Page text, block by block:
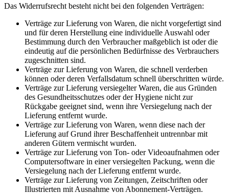
Das Widerrufsrecht besteht nicht bei den folgenden Verträgen:
Verträge zur Lieferung von Waren, die nicht vorgefertigt sind
und für deren Herstellung eine individuelle Auswahl oder
Bestimmung durch den Verbraucher maßgeblich ist oder die
eindeutig auf die persönlichen Bedürfnisse des Verbrauchers
zugeschnitten sind.
Verträge zur Lieferung von Waren, die schnell verderben
können oder deren Verfallsdatum schnell überschritten würde.
Verträge zur Lieferung versiegelter Waren, die aus Gründen
des Gesundheitsschutzes oder der Hygiene nicht zur
Rückgabe geeignet sind, wenn ihre Versiegelung nach der
Lieferung entfernt wurde.
Verträge zur Lieferung von Waren, wenn diese nach der
Lieferung auf Grund ihrer Beschaffenheit untrennbar mit
anderen Gütern vermischt wurden.
Verträge zur Lieferung von Ton- oder Videoaufnahmen oder
Computersoftware in einer versiegelten Packung, wenn die
Versiegelung nach der Lieferung entfernt wurde.
Verträge zur Lieferung von Zeitungen, Zeitschriften oder
Illustrierten mit Ausnahme von Abonnement-Verträgen.